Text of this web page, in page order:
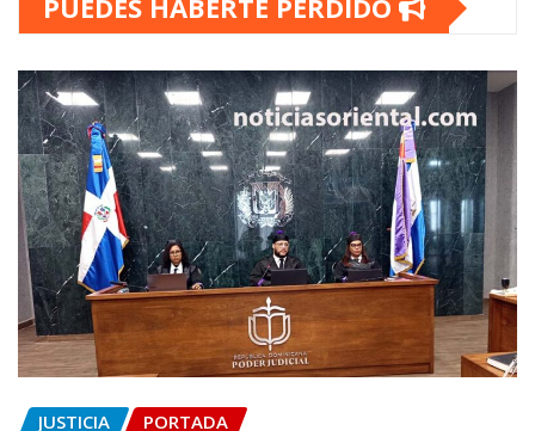
PUEDES HABERTE PERDIDO
JUSTICIA PORTADA